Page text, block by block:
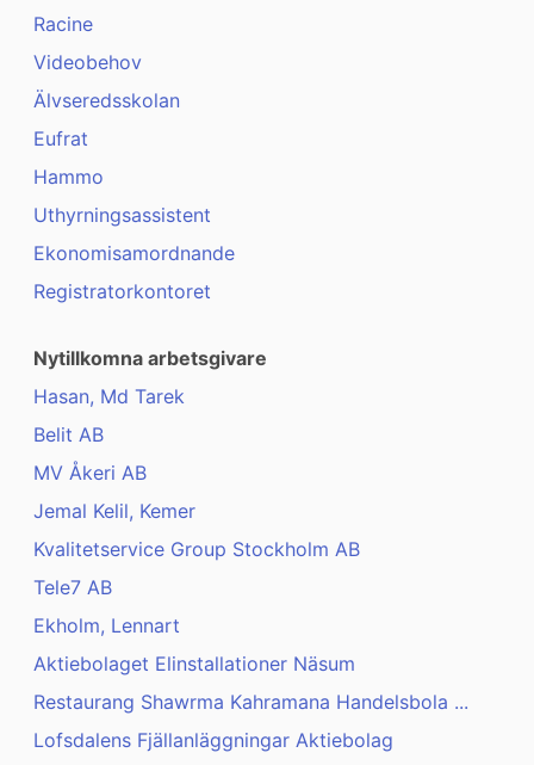
Racine
Videobehov
Älvseredsskolan
Eufrat
Hammo
Uthyrningsassistent
Ekonomisamordnande
Registratorkontoret
Nytillkomna arbetsgivare
Hasan, Md Tarek
Belit AB
MV Åkeri AB
Jemal Kelil, Kemer
Kvalitetservice Group Stockholm AB
Tele7 AB
Ekholm, Lennart
Aktiebolaget Elinstallationer Näsum
Restaurang Shawrma Kahramana Handelsbola ...
Lofsdalens Fjällanläggningar Aktiebolag